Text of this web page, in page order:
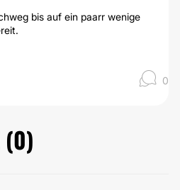
bis auf ein paarr wenige
0
(0)